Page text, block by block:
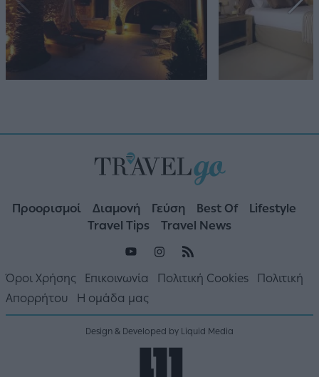
Προορισμοί Διαμονή Γεύση Best Of
Lifestyle
Travel Tips
Travel News
Όροι Χρήσης Επικοινωνία Πολιτική Cookies
Πολιτική
Απορρήτου
Η ομάδα μας
Design & Developed by Liquid Media